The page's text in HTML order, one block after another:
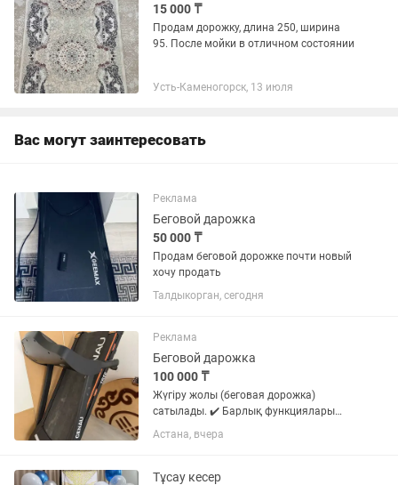
15 000 ₸
Продам дорожку, длина 250, ширина
95. После мойки в отличном состоянии
Усть-Каменогорск, 13 июля
Вас могут заинтересовать
Реклама
Беговой дарожка
50 000 ₸
Продам беговой дорожке почти новый
хочу продать
Талдыкорган, сегодня
Реклама
Беговой дарожка
100 000 ₸
Жүгіру жолы (беговая дорожка)
сатылады. ✔️ Барлық функциялары
толық жұмыс істейді. ✔️ Жағдайы
жақсы, ұқыпты қолданылған. ✔️ Үйде
Қызықтырса, хабарласыңыз.
Астана, вчера
Тұсау кесер